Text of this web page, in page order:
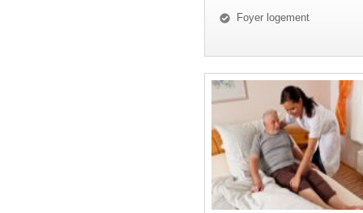
Foyer logement